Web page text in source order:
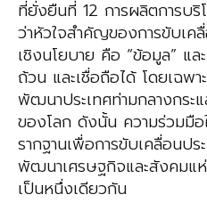
ที่ยั่งยืนที่ 12 การผลิตการบ
ว่าหัวใจสำคัญของการขับเค
เชิงนโยบาย คือ “ข้อมูล” แ
ถ้วน และเชื่อถือได้ โดยเฉพ
พัฒนาประเทศท่ามกลางกระ
ของโลก ดังนั้น ความร่วมมือ
รากฐานเพื่อการขับเคลื่อนป
พัฒนาเศรษฐกิจและสังคมแห่
เป็นหนึ่งเดียวกัน